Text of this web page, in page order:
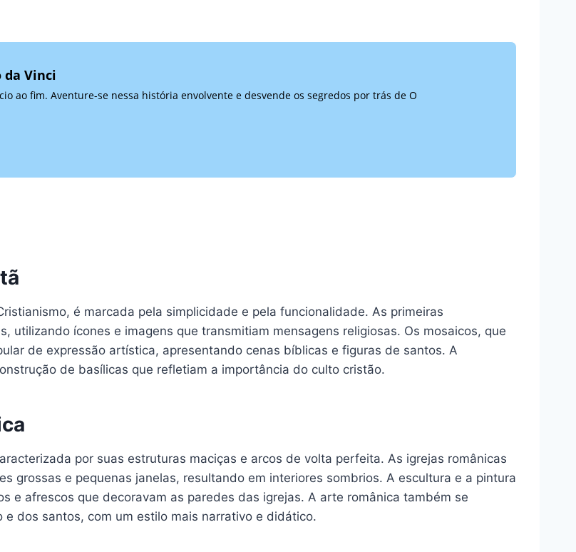
da Vinci
ao fim. Aventure-se nessa história envolvente e desvende os segredos por trás de O
é marcada pela simplicidade e pela funcionalidade. As primeiras
utilizando ícones e imagens que transmitiam mensagens religiosas. Os mosaicos, que
de expressão artística, apresentando cenas bíblicas e figuras de santos. A
de basílicas que refletiam a importância do culto cristão.
por suas estruturas maciças e arcos de volta perfeita. As igrejas românicas
grossas e pequenas janelas, resultando em interiores sombrios. A escultura e a pintura
e afrescos que decoravam as paredes das igrejas. A arte românica também se
dos santos, com um estilo mais narrativo e didático.